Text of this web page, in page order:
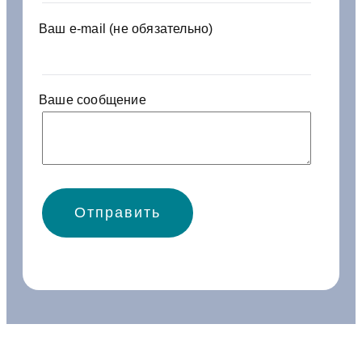
-
Ваш e-mail (не обязательно)
Ваше сообщение